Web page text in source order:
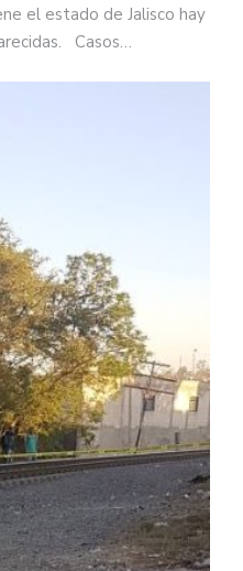
el estado de Jalisco hay
Casos…